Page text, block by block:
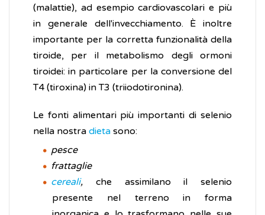
(malattie), ad esempio cardiovascolari e più
in generale dell'invecchiamento. È inoltre
importante per la corretta funzionalità della
tiroide, per il metabolismo degli ormoni
tiroidei: in particolare per la conversione del
T4 (tiroxina) in T3 (triiodotironina).
Le fonti alimentari più importanti di selenio
nella nostra dieta sono:
pesce
frattaglie
cereali, che assimilano il selenio
presente nel terreno in forma